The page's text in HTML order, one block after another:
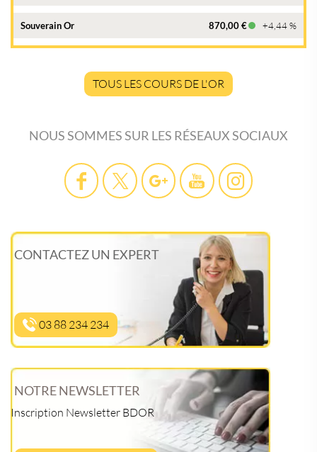
Souverain Or 870,00 € +4,44 %
TOUS LES COURS DE L'OR
NOUS SOMMES SUR LES RÉSEAUX SOCIAUX
CONTACTEZ UN EXPERT
03 88 234 234
NOTRE NEWSLETTER
Inscription Newsletter BDOR